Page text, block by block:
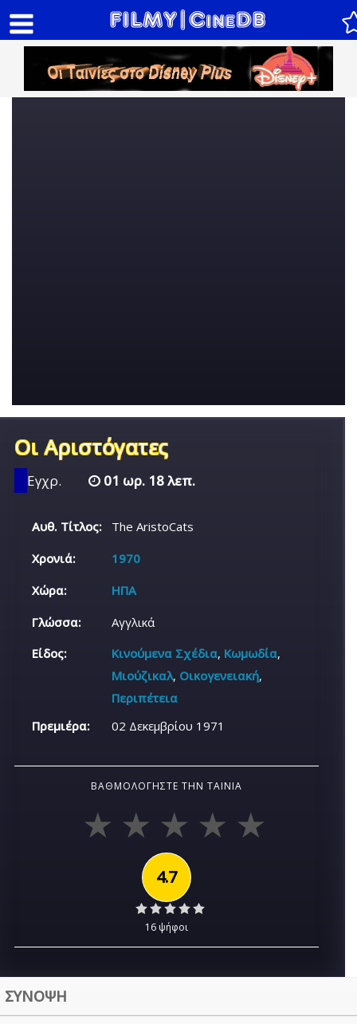
Οι Αριστόγατες
Εγχρ. 01 ωρ. 18 λεπ.
Αυθ. Τίτλος:
The AristoCats
Χρονιά:
1970
Χώρα:
ΗΠΑ
Γλώσσα:
Αγγλικά
Είδος:
Κινούμενα Σχέδια, Κωμωδία,
Μιούζικαλ, Οικογενειακή,
Περιπέτεια
Πρεμιέρα:
02 Δεκεμβρίου 1971
ΒΑΘΜΟΛΟΓΉΣΤΕ ΤΗΝ ΤΑΙΝΊΑ
4.7
16 ψήφοι
ΣΥΝΟΨΗ